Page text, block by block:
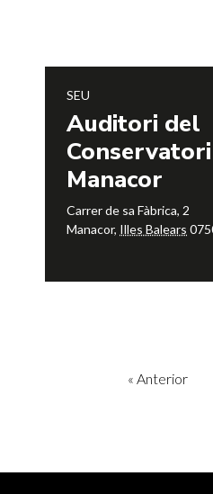
SEU
Auditori del
Manacor
Carrer de sa Fàbrica, 2
Manacor, Illes Balears
« Anterior